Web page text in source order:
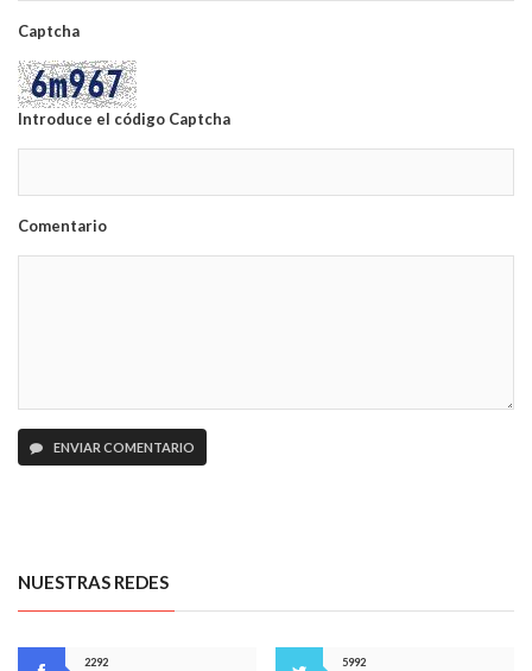
Captcha
Introduce el código Captcha
Comentario
ENVIAR COMENTARIO
NUESTRAS REDES
2292
5992